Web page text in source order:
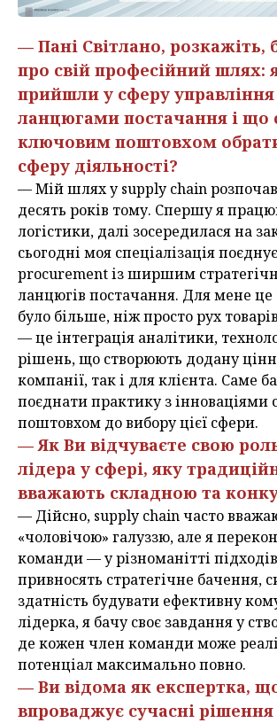
— Пані Світлано, розкажіть,
про свій професійний шлях:
прийшли у сферу управління
ланцюгами постачання і що
ключовим поштовхом
сферу діяльності?
— Мій шлях у supply chain
десять років тому. Спершу я
логістики, далі зосередилася на
сьогодні моя спеціалізація
procurement із ширшим
ланцюгів постачання. Для мене
було більше, ніж просто рух
— це інтеграція аналітики,
рішень, що створюють додану
компанії, так і для клієнта. Саме
поєднати практику з інноваціями
поштовхом до вибору цієї сфери.
— Як Ви відчуваєте свою
лідера у сфері, яку
вважають складною та
— Дійсно, supply chain часто
«чоловічою» галуззю, але я
команди — у різноманітті
привносять стратегічне бачення,
здатність будувати ефективну
лідерка, я бачу своє завдання у
де кожен член команди може
потенціал максимально повно.
— Ви відома як експертка,
впроваджує сучасні рішення